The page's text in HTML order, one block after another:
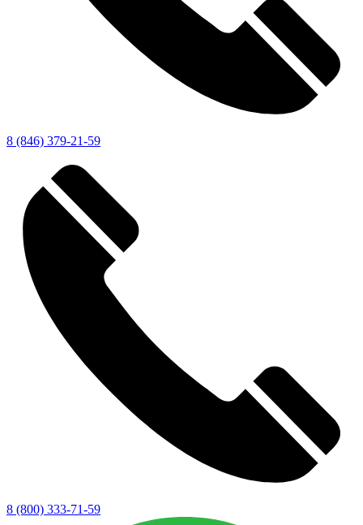
8 (846) 379-21-59
8 (800) 333-71-59